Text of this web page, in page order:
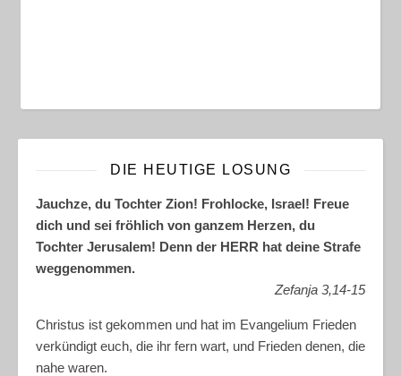
DIE HEUTIGE LOSUNG
Jauchze, du Tochter Zion! Frohlocke, Israel! Freue
dich und sei fröhlich von ganzem Herzen, du
Tochter Jerusalem! Denn der HERR hat deine Strafe
weggenommen.
Zefanja 3,14-15
Christus ist gekommen und hat im Evangelium Frieden
verkündigt euch, die ihr fern wart, und Frieden denen, die
nahe waren.